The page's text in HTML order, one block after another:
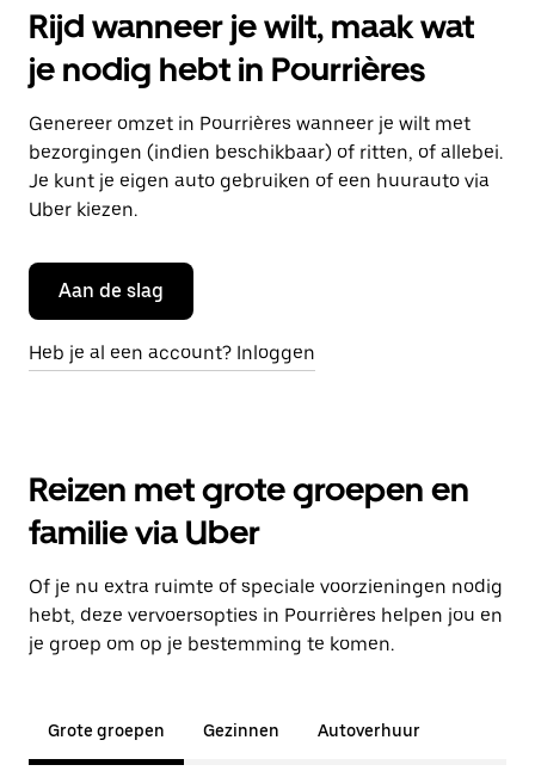
Rijd wanneer je wilt, maak wat
je nodig hebt in Pourrières
Genereer omzet in Pourrières wanneer je wilt met
bezorgingen (indien beschikbaar) of ritten, of allebei.
Je kunt je eigen auto gebruiken of een huurauto via
Uber kiezen.
Aan de slag
Heb je al een account? Inloggen
Reizen met grote groepen en
familie via Uber
Of je nu extra ruimte of speciale voorzieningen nodig
hebt, deze vervoersopties in Pourrières helpen jou en
je groep om op je bestemming te komen.
Grote groepen Gezinnen Autoverhuur